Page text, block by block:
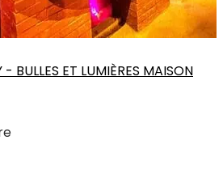
BULLES ET LUMIÈRES MAISON